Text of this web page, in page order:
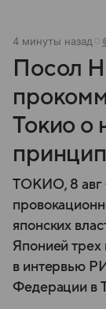
4 минуты назад
Посол
Токио о
ТОКИО, 8 авг
японских
Японией трех
в интервью
Федерации в